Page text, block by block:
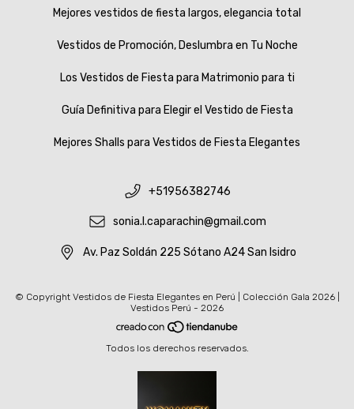
Mejores vestidos de fiesta largos, elegancia total
Vestidos de Promoción, Deslumbra en Tu Noche
Los Vestidos de Fiesta para Matrimonio para ti
Guía Definitiva para Elegir el Vestido de Fiesta
Mejores Shalls para Vestidos de Fiesta Elegantes
+51956382746
sonia.l.caparachin@gmail.com
Av. Paz Soldán 225 Sótano A24 San Isidro
© Copyright Vestidos de Fiesta Elegantes en Perú | Colección Gala 2026 |
Vestidos Perú - 2026
Todos los derechos reservados.